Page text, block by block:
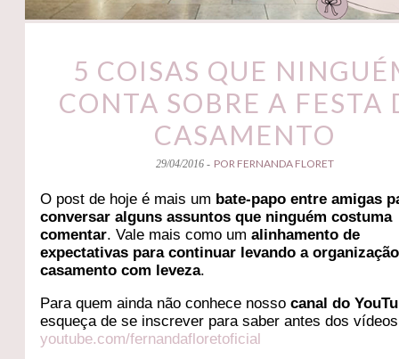
5 COISAS QUE
CONTA SOBRE A FESTA
CASAMENTO
29/04/2016 - POR FERNANDA FLORET
O post de hoje é mais um bate-papo entre amigas
conversar alguns assuntos que ninguém costuma
comentar. Vale mais como um alinhamento de
expectativas para continuar levando a
casamento com leveza.
Para quem ainda não conhece nossocanal do
esqueça de se inscrever para saber antes dos
youtube.com/fernandafloretoficial